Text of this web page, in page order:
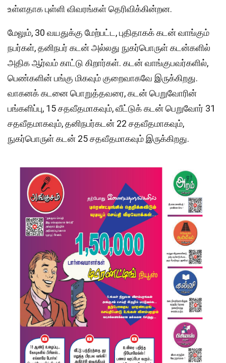
உள்ளதாக புள்ளி விவரங்கள் தெரிவிக்கின்றன.
மேலும், 30 வயதுக்கு மேற்பட்ட, புதிதாகக் கடன் வாங்கும்
நபர்கள், தனிநபர் கடன் அல்லது நுகர்பொருள் கடன்களில்
அதிக ஆர்வம் காட்டு கிறார்கள். கடன் வாங்குபவர்களில்,
பெண்களின் பங்கு மிகவும் குறைவாகவே இருக்கிறது.
வாகனக் கடனை பொறுத்தவரை, கடன் பெறுவோரின்
பங்களிப்பு, 15 சதவீதமாகவும், வீட்டுக் கடன் பெறுவோர் 31
சதவீதமாகவும், தனிநபர்கடன் 22 சதவீதமாகவும்,
நுகர்பொருள் கடன் 25 சதவீதமாகவும் இருக்கிறது.